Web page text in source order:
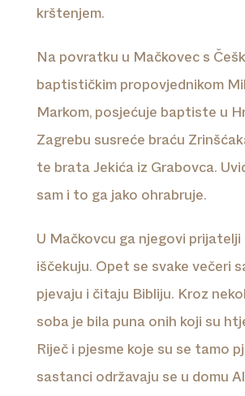
krštenjem.
Na povratku u Mačkovec s
baptističkim propovjednikom
Markom, posjećuje baptiste u
Zagrebu susreće braću
te brata Jekića iz Grabovca.
sam i to ga jako ohrabruje.
U Mačkovcu ga njegovi prijatelji
iščekuju. Opet se svake večeri
pjevaju i čitaju Bibliju. Kroz
soba je bila puna onih koji su
Riječ i pjesme koje su se tamo
sastanci održavaju se u domu